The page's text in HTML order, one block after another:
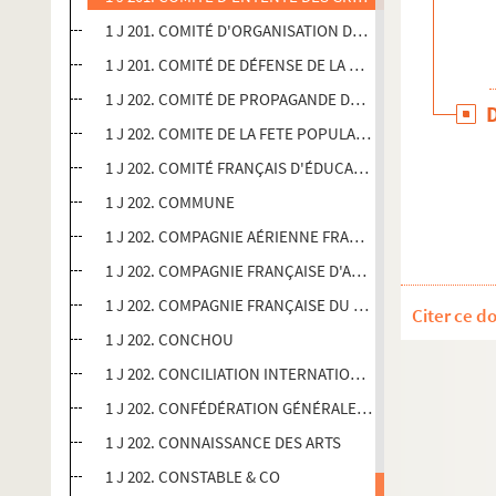
1 J 201. COMITÉ D'ORGANISATION DE LA "FÊTE DE LA
1 J 201. COMITÉ DE DÉFENSE DE LA PRESSE ET DE LA
1 J 202. COMITÉ DE PROPAGANDE DU JOUET DE
1 J 202. COMITE DE LA FETE POPULAIRE DU 1er MAI 1958
1 J 202. COMITÉ FRANÇAIS D'ÉDUCATION ET
1 J 202. COMMUNE
1 J 202. COMPAGNIE AÉRIENNE FRANÇAISE
1 J 202. COMPAGNIE FRANÇAISE D'AUDIOLOGIE
1 J 202. COMPAGNIE FRANÇAISE DU JOUET ÉDUCATIF
1 J 202. CONCHOU
1 J 202. CONCILIATION INTERNATIONALE
1 J 202. CONFÉDÉRATION GÉNÉRALE DES OEUVRES
1 J 202. CONNAISSANCE DES ARTS
1 J 202. CONSTABLE & CO
Citer ce